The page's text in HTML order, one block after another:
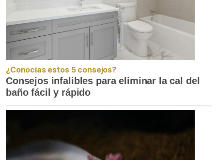
¿Conocías estos 5 consejos?
Consejos infalibles para eliminar la cal del
baño fácil y rápido